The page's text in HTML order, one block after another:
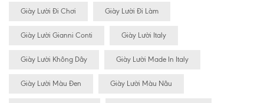
Giày Lười Đi Chơi Giày Lười Đi Làm
Giày Lười Gianni Conti Giày Lười Italy
Giày Lười Không Dây Giày Lười Made In Italy
Giày Lười Màu Đen Giày Lười Màu Nâu